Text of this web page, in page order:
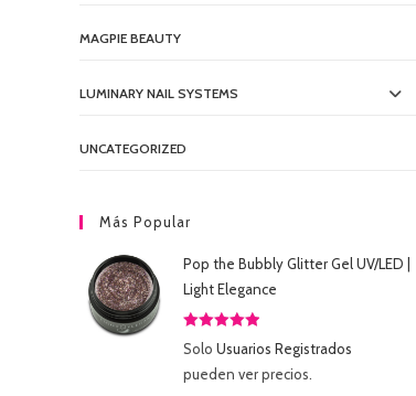
MAGPIE BEAUTY
LUMINARY NAIL SYSTEMS
UNCATEGORIZED
Más Popular
Pop the Bubbly Glitter Gel UV/LED |
Light Elegance
Valorado
5.00
5
Solo Usuarios Registrados
pueden ver precios.